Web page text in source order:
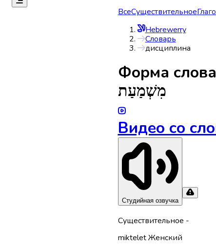
ВсеСуществительное
Hebrewerry
Словарь
дисциплина
Форма слова
מִשְׁמַעַת
Видео со
Студийная озвучка
Существительное -
miktelet Женский